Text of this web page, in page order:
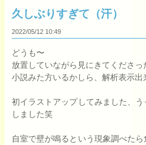
久しぶりすぎて（汗）
2022/05/12 10:49
どうも〜
放置していながら見にきてくださ
小説みた方いるかしら、解析表示出
初イラストアップしてみました、
しました笑
自室で壁が鳴るという現象調べた